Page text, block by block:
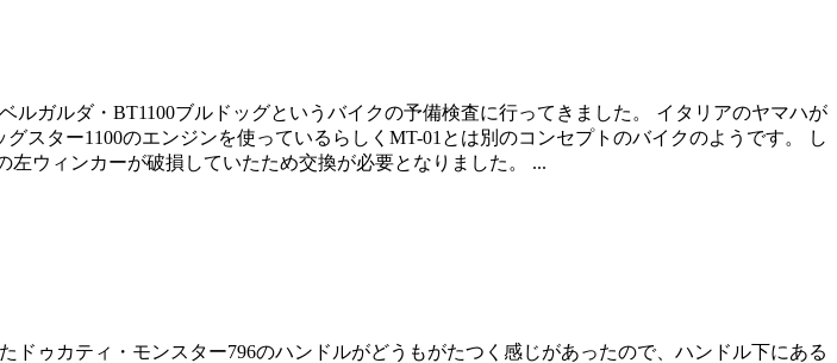
ガルダ・BT1100ブルドッグというバイクの予備検査に行ってきました。 イタリアのヤマハが
スター1100のエンジンを使っているらしくMT-01とは別のコンセプトのバイクのようです。 し
ウィンカーが破損していたため交換が必要となりました。 ...
ゥカティ・モンスター796のハンドルがどうもがたつく感じがあったので、ハンドル下にある